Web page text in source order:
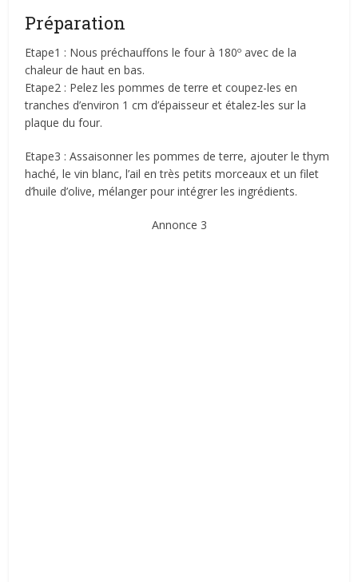
Préparation
Etape1 : Nous préchauffons le four à 180º avec de la
chaleur de haut en bas.
Etape2 : Pelez les pommes de terre et coupez-les en
tranches d’environ 1 cm d’épaisseur et étalez-les sur la
plaque du four.
Etape3 : Assaisonner les pommes de terre, ajouter le thym
haché, le vin blanc, l’ail en très petits morceaux et un filet
d’huile d’olive, mélanger pour intégrer les ingrédients.
Annonce 3